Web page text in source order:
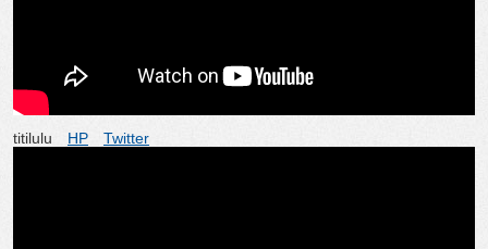
titilulu HP Twitter